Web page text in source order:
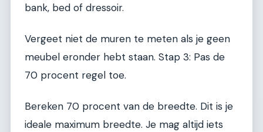
bank, bed of dressoir.
Vergeet niet de muren te meten als je geen
meubel eronder hebt staan. Stap 3: Pas de
70 procent regel toe.
Bereken 70 procent van de breedte. Dit is je
ideale maximum breedte. Je mag altijd iets